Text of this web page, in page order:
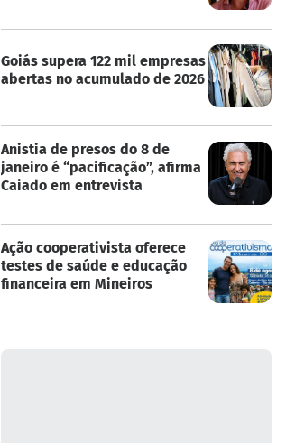
Goiás supera 122 mil empresas
abertas no acumulado de 2026
Anistia de presos do 8 de
janeiro é “pacificação”, afirma
Caiado em entrevista
Ação cooperativista oferece
testes de saúde e educação
financeira em Mineiros